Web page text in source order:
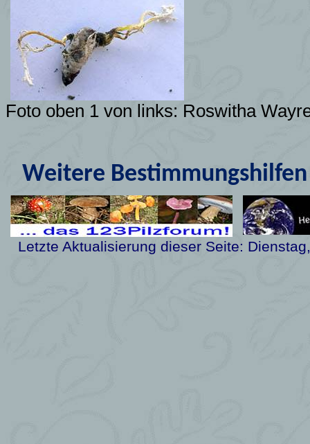
Foto oben 1 von links: Roswitha
Weitere
Letzte Aktualisierung dieser Seite: